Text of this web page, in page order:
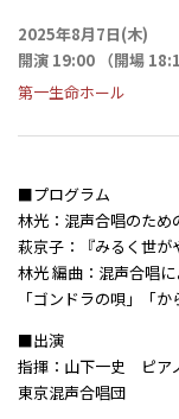
2025年8月7日(木)
開演 19:00 （開場
第一生命ホール
■プログラム
林光：混声合唱のため
萩京子：『みるく世が
林光 編曲：混声合唱
「ゴンドラの唄」「
■出演
指揮：山下一史 ピア
東京混声合唱団